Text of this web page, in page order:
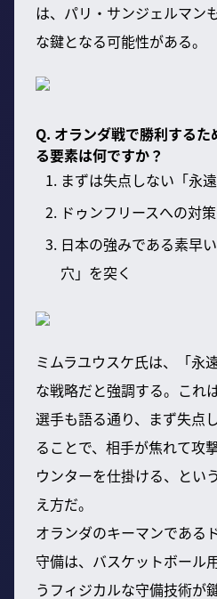
は、パリ・サンジェルマン
な鍵となる可能性がある。
Q. オランダ戦で勝利する
る要素は何ですか？
まずは失点しない「永
ドゥンフリースへの対
日本の強みである素早
穴」を突く
ミムラユウスケ氏は、「永
な戦略だと強調する。これ
選手も語る通り、まず失点
ることで、相手が焦れて攻
ウンターを仕掛ける、とい
え方だ。
オランダのキーマンである
守備は、バスケットボール
うフィジカルな守備技術が